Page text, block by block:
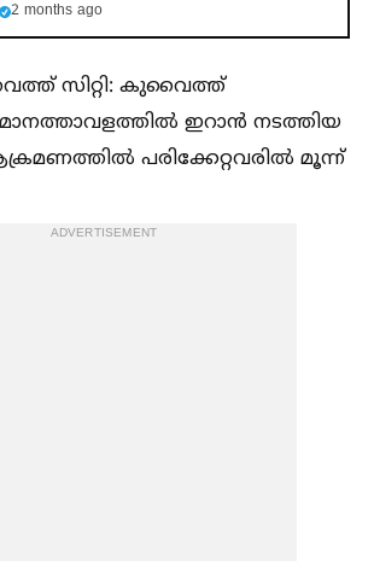
2 months ago
സിറ്റി: കുവൈത്ത്
ഇറാൻ നടത്തിയ
പരിക്കേറ്റവരില്‍ മൂന്ന്
ADVERTISEMENT